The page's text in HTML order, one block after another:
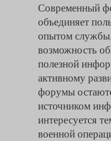
Современный
объединяет
опытом
возможность
полезной
активному
форумы
источником
интересуется
военной